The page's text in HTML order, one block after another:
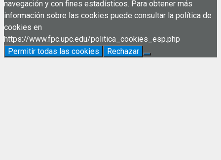
navegación y con fines estadísticos. Para obtener más
información sobre las cookies puede consultar la política de
cookies en
https://www.fpc.upc.edu/politica_cookies_esp.php
Permitir todas las cookies
Rechazar